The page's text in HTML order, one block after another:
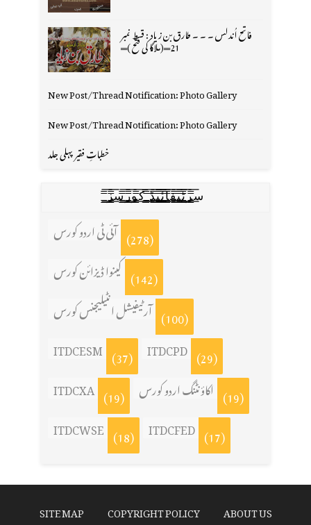
فاتح اُندلس ۔ ۔ ۔ طارق بن زیاد : قسط نمبر
21═(ملاگا کی فتح )═
New Post/Thread Notification: Photo Gallery
New Post/Thread Notification: Photo Gallery
خطباتِ فقیر پہلی جلد
س̳̿͟͞ر̳̿͟͞ٹ̳̿͟͞ی̳̿͟͞ف̳̿͟͞ا̳̿͟͞ي̳̳̿ٔ̿͟͟͞͞ی̳̿͟͞ڈ̳̿͟͞ ̳̿͟͞ک̳̿͟͞و̳̿͟͞ر̳̿͟͞س̳̿͟͞ز̳̿͟͞
آئی ٹی اردو کورس (278)
کینوا ڈیزائن کورس (142)
آرٹیفیشل انٹیلیجنس کورس (100)
ITDCESM (37) ITDCPD (29)
ITDCXA (19) اکاؤنٹنگ اردو کورس (19)
ITDCWSE (18) ITDCFED (17)
ABOUT US
COPYRIGHT POLICY
SITE MAP